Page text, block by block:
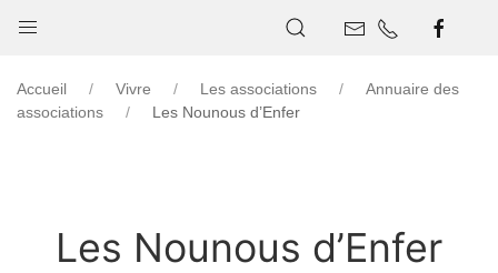
Accueil Vivre Les associations
Annuaire des
associations
Les Nounous d’Enfer
Les Nounous d’Enfer